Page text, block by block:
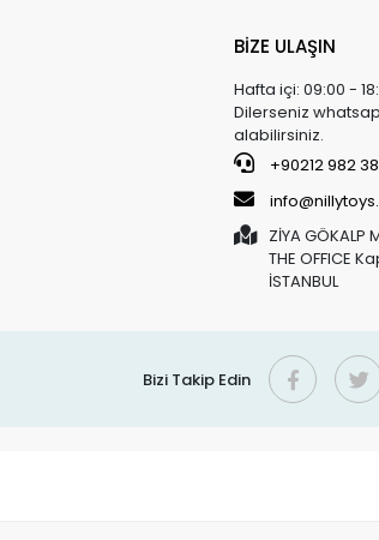
BİZE ULAŞIN
Hafta içi: 09:00 -
Dilerseniz
alabilirsiniz.
+90212 982 38
ZİYA GÖKALP
THE OFFICE
İSTANBUL
Bizi Takip Edin